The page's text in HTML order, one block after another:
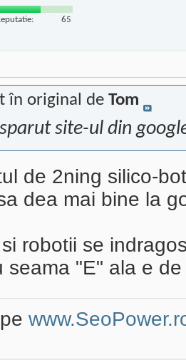
65
în original de Tom
site-ul din
de 2ning silico-
dea mai bine la
robotii se
seama "E" ala e